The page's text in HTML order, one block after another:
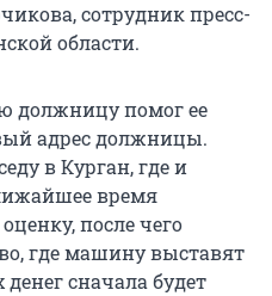
сотрудник пресс-
области.
должницу помог ее
адрес должницы.
в Курган, где и
время
после чего
где машину выставят
сначала будет